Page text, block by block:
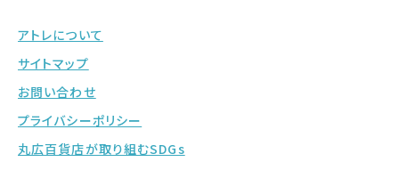
アトレについて
サイトマップ
お問い合わせ
プライバシーポリシー
丸広百貨店が取り組むSDGs